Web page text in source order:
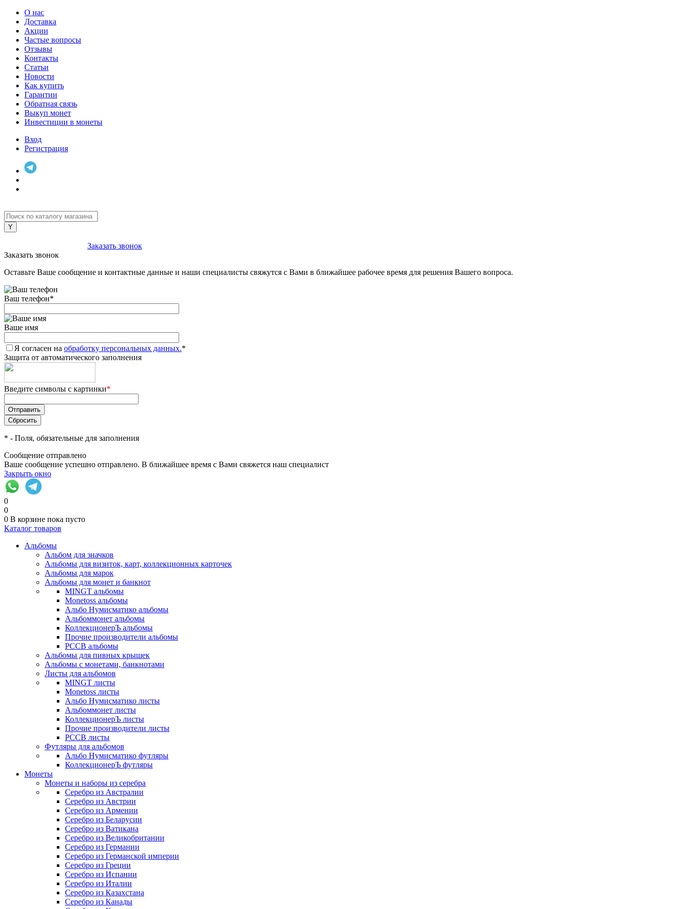
О нас
Доставка
Акции
Частые вопросы
Отзывы
Контакты
Статьи
Новости
Как купить
Гарантии
Обратная связь
Выкуп монет
Инвестиции в монеты
Вход
Регистрация
Заказать звонок
Заказать звонок
Оставьте Ваше сообщение и контактные данные и наши специалисты свяжутся с Вами в ближайшее рабочее время для решения Вашего вопроса.
Ваш телефон*
Ваше имя
Я согласен на обработку персональных данных.*
Защита от автоматического заполнения
Введите символы с картинки*
* - Поля, обязательные для заполнения
Сообщение отправлено
Ваше сообщение успешно отправлено. В ближайшее время с Вами свяжется наш специалист
Закрыть окно
0
0
0 В корзине пока пусто
Каталог товаров
Альбомы
Альбом для значков
Альбомы для визиток, карт, коллекционных карточек
Альбомы для марок
Альбомы для монет и банкнот
MINGT альбомы
Monetoss альбомы
Альбо Нумисматико альбомы
Альбоммонет альбомы
КоллекционерЪ альбомы
Прочие производители альбомы
РССВ альбомы
Альбомы для пивных крышек
Альбомы с монетами, банкнотами
Листы для альбомов
MINGT листы
Monetoss листы
Альбо Нумисматико листы
Альбоммонет листы
КоллекционерЪ листы
Прочие производители листы
РССВ листы
Футляры для альбомов
Альбо Нумисматико футляры
КоллекционерЪ футляры
Монеты
Монеты и наборы из серебра
Серебро из Австралии
Серебро из Австрии
Серебро из Армении
Серебро из Беларусии
Серебро из Ватикана
Серебро из Великобритании
Серебро из Германии
Серебро из Германской империи
Серебро из Греции
Серебро из Испании
Серебро из Италии
Серебро из Казахстана
Серебро из Канады